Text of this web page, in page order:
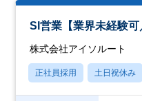
SI営業【業界未経験可
株式会社アイソルート
正社員採用 土日祝休み